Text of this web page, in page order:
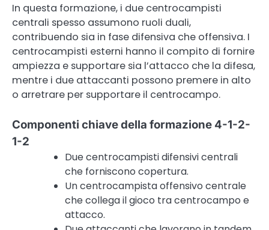
In questa formazione, i due centrocampisti
centrali spesso assumono ruoli duali,
contribuendo sia in fase difensiva che offensiva. I
centrocampisti esterni hanno il compito di fornire
ampiezza e supportare sia l’attacco che la difesa,
mentre i due attaccanti possono premere in alto
o arretrare per supportare il centrocampo.
Componenti chiave della formazione 4-1-2-
1-2
Due centrocampisti difensivi centrali
che forniscono copertura.
Un centrocampista offensivo centrale
che collega il gioco tra centrocampo e
attacco.